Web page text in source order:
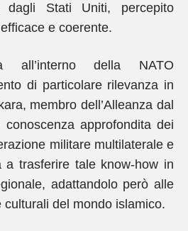
dagli Stati Uniti, percepito
e coerente.
all’interno della NATO
di particolare rilevanza in
membro dell’Alleanza dal
approfondita dei
militare multilaterale e
a trasferire tale know-how in
adattandolo però alle
del mondo islamico.